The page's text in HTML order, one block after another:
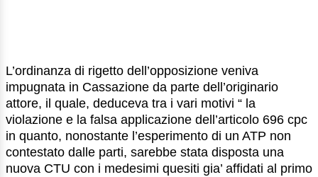
L’ordinanza di rigetto dell’opposizione veniva
impugnata in Cassazione da parte dell’originario
attore, il quale, deduceva tra i vari motivi “ la
violazione e la falsa applicazione dell’articolo 696 cpc
in quanto, nonostante l’esperimento di un ATP non
contestato dalle parti, sarebbe stata disposta una
nuova CTU con i medesimi quesiti gia’ affidati al primo